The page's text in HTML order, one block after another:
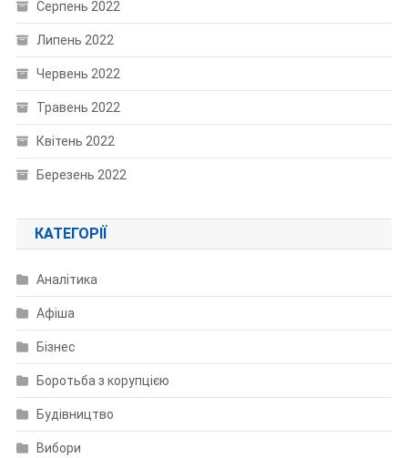
Серпень 2022
Липень 2022
Червень 2022
Травень 2022
Квітень 2022
Березень 2022
КАТЕГОРІЇ
Аналітика
Афіша
Бізнес
Боротьба з корупцією
Будівництво
Вибори